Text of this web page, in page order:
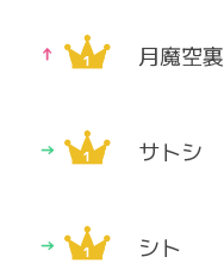
月魔空裏
サトシ
シト